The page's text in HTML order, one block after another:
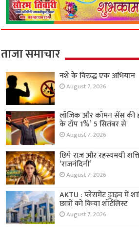
ताजा समाचार
नशे के विरुद्ध एक अभियान
August 7, 2026
लॉजिक और कॉमन सेंस की
के टॉप 1%’ 5 सितंबर से
August 7, 2026
छिपे राज़ और रहस्यमयी
‘राजनंदिनी’
August 7, 2026
AKTU : प्लेसमेंट ड्राइव में
छात्रों को किया शॉर्टलिस्ट
August 7, 2026